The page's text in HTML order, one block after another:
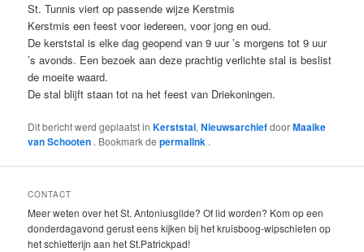
St. Tunnis viert op passende wijze Kerstmis
Kerstmis een feest voor iedereen, voor jong en oud.
De kerststal is elke dag geopend van 9 uur ’s morgens tot 9 uur
’s avonds. Een bezoek aan deze prachtig verlichte stal is beslist
de moeite waard.
De stal blijft staan tot na het feest van Driekoningen.
Dit bericht werd geplaatst inKerststal,NieuwsarchiefdoorMaaike
van Schooten . Bookmark depermalink .
CONTACT
Meer weten over het St. Antoniusgilde? Of lid worden? Kom op een
donderdagavond gerust eens kijken bij het kruisboog-wipschieten op
het schietterijn aan het St.Patrickpad!